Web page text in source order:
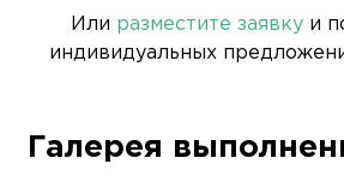
Или разместите заявкуи
индивидуальных
Галерея